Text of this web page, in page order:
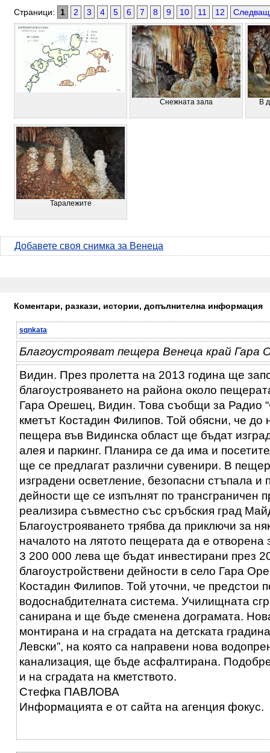
Страници:
1 2 3 4 5 6 7 8 9 10 11 12
Снежната зала В
Таралежите
Добавете своя снимка за Венеца
Коментари, разкази, истории, допълнителна информация
sqnkata
Благоустрояват пещера Венеца край Гара
Видин. През пролетта на 2013 година ще
благоустрояването на района около
Гара Орешец, Видин. Това съобщи за Радио
кметът Костадин Филипов. Той обясни, че до
пещера във Видинска област ще бъдат
алея и паркинг. Планира се да има и
ще се предлагат различни сувенири. В
изградени осветление, безопасни стъпала и
дейности ще се изпълнят по трансграничен
реализира съвместно със сръбския град
Благоустрояването трябва да приключи за
началото на лятото пещерата да е
3 200 000 лева ще бъдат инвестирани през
благоустройствени дейности в село Гара
Костадин Филипов. Той уточни, че предстои
водоснабдителната система. Училищната
санирана и ще бъде сменена дограмата.
монтирана и на сградата на детската
Левски”, на която са направени нова
канализация, ще бъде асфалтирана.
и на сградата на кметството.
Стефка ПАВЛОВА
Информацията е от сайта на агенция фокус.